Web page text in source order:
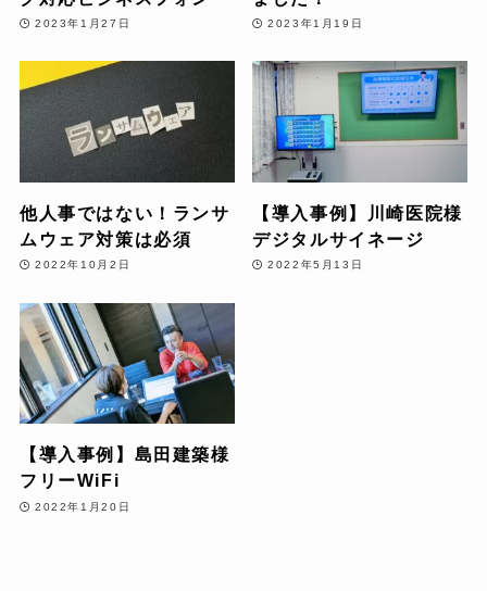
2023年1月27日 2023年1月19日
他人事ではない！ランサ
ムウェア対策は必須
2022年10月2日
【導入事例】川崎医院様
デジタルサイネージ
2022年5月13日
【導入事例】島田建築様
フリーWiFi
2022年1月20日